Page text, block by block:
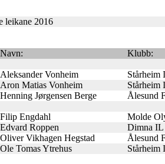
leikane 2016
Navn: Klubb:
Aleksander Vonheim Stårheim
Aron Matias Vonheim Stårheim
Henning Jørgensen Berge Ålesund
Filip Engdahl Molde
Edvard Roppen Dimna IL
Oliver Vikhagen Hegstad Ålesund
Ole Tomas Ytrehus Stårheim